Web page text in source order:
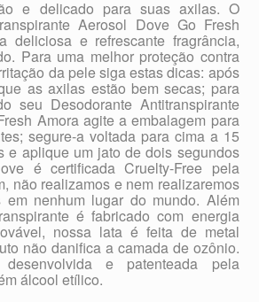
e delicado para suas axilas. O
Aerosol Dove Go Fresh
deliciosa e refrescante fragrância,
Para uma melhor proteção contra
da pele siga estas dicas: após
as axilas estão bem secas; para
seu Desodorante Antitranspirante
Amora agite a embalagem para
segure-a voltada para cima a 15
e aplique um jato de dois segundos
é certificada Cruelty-Free pela
não realizamos e nem realizaremos
em nenhum lugar do mundo. Além
é fabricado com energia
nossa lata é feita de metal
não danifica a camada de ozônio.
e patenteada pela
álcool etílico.